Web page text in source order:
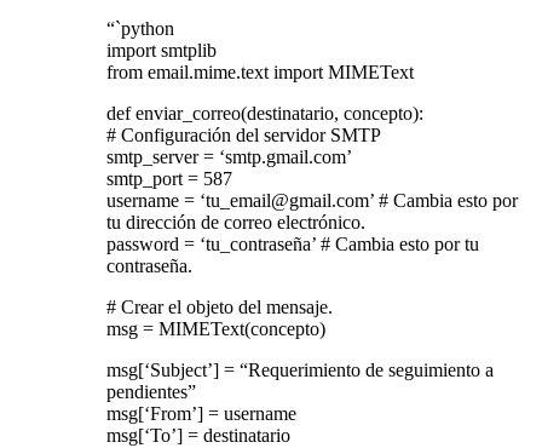
“`python
import smtplib
from email.mime.text import MIMEText
def enviar_correo(destinatario, concepto):
# Configuración del servidor SMTP
smtp_server = ‘smtp.gmail.com’
smtp_port = 587
username = ‘tu_email@gmail.com’ # Cambia esto por
tu dirección de correo electrónico.
password = ‘tu_contraseña’ # Cambia esto por tu
contraseña.
# Crear el objeto del mensaje.
msg = MIMEText(concepto)
msg[‘Subject’] = “Requerimiento de seguimiento a
pendientes”
msg[‘From’] = username
msg[‘To’] = destinatario